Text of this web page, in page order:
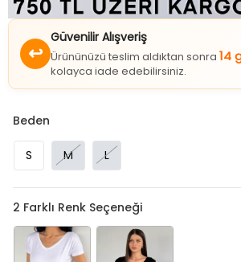
↩
Güvenilir Alışveriş
Ürününüzü teslim aldıktan sonra 14
kolayca iade edebilirsiniz.
Beden
S M L
2 Farklı Renk Seçeneği